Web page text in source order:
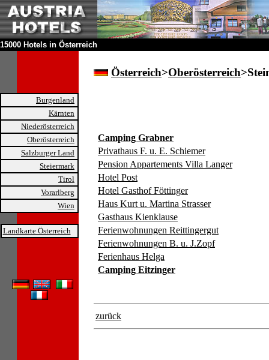
15000 Hotels in Österreich
Burgenland
Kärnten
Niederösterreich
Oberösterreich
Salzburger Land
Steiermark
Tirol
Vorarlberg
Wien
Landkarte Österreich
Österreich>Oberösterreich
Camping Grabner
Privathaus F. u. E. Schiemer
Pension Appartements Villa Langer
Hotel Post
Hotel Gasthof Föttinger
Haus Kurt u. Martina Strasser
Gasthaus Kienklause
Ferienwohnungen Reittingergut
Ferienwohnungen B. u. J.Zopf
Ferienhaus Helga
Camping Eitzinger
zurück